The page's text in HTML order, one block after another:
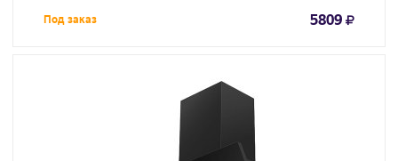
Под заказ 5809